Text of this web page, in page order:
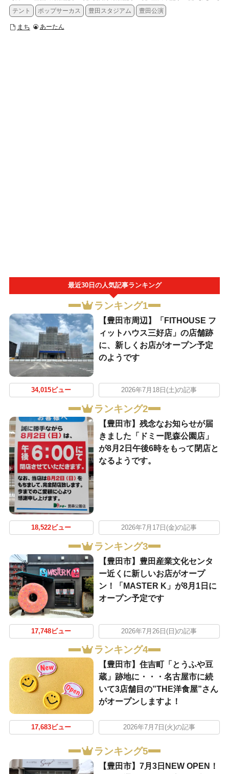
テント
ポップサーカス 豊田スタジアム 豊田公演
まち あーたん
最近30日の人気記事ランキング
ランキング1
【豊田市周辺】「FITHOUSE フ
ィットハウス三好店」の店舗跡
に、新しくお店がオープン予定
のようです
34,015ビュー 2026年7月18日(土)の記事
ランキング2
【豊田市】残念なお知らせが届
きました「ドミー毘森公園店」
が8月2日午後6時をもって閉店と
なるようです。
18,522ビュー 2026年7月17日(金)の記事
ランキング3
【豊田市】豊田産業文化センタ
ー近くに新しいお店がオープ
ン！「MASTER K」が8月1日に
オープン予定です
17,748ビュー 2026年7月26日(日)の記事
ランキング4
【豊田市】住吉町「とうふや豆
蔵」跡地に・・・名古屋市に続
いて3店舗目の”THE洋食屋”さん
がオープンしますよ！
17,683ビュー 2026年7月7日(火)の記事
ランキング5
【豊田市】7月3日NEW OPEN！